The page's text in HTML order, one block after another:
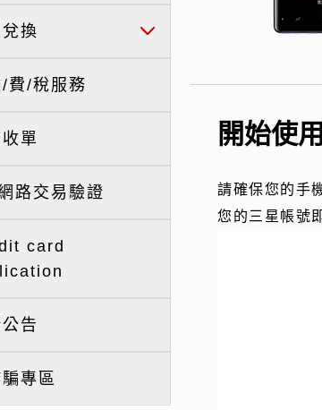
換
費/稅服務
單
路交易驗證
card
告
專區
開始使
請確保您的手
您的三星帳號